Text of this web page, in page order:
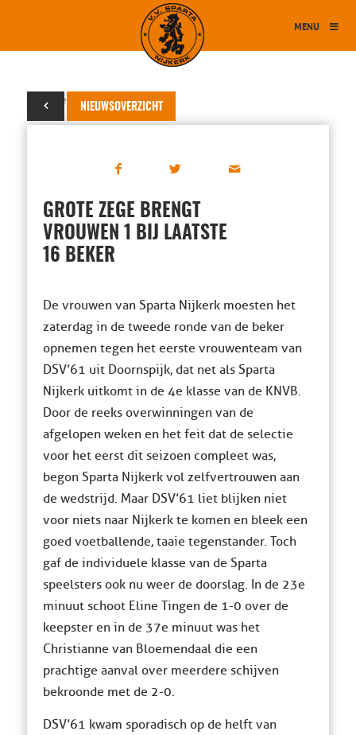
MENU
NIEUWSOVERZICHT
12 december 2015
GROTE ZEGE BRENGT
VROUWEN 1 BIJ LAATSTE
16 BEKER
De vrouwen van Sparta Nijkerk moesten het
zaterdag in de tweede ronde van de beker
opnemen tegen het eerste vrouwenteam van
DSV’61 uit Doornspijk, dat net als Sparta
Nijkerk uitkomt in de 4e klasse van de KNVB.
Door de reeks overwinningen van de
afgelopen weken en het feit dat de selectie
voor het eerst dit seizoen compleet was,
begon Sparta Nijkerk vol zelfvertrouwen aan
de wedstrijd. Maar DSV’61 liet blijken niet
voor niets naar Nijkerk te komen en bleek een
goed voetballende, taaie tegenstander. Toch
gaf de individuele klasse van de Sparta
speelsters ook nu weer de doorslag. In de 23e
minuut schoot Eline Tingen de 1-0 over de
keepster en in de 37e minuut was het
Christianne van Bloemendaal die een
prachtige aanval over meerdere schijven
bekroonde met de 2-0.
DSV’61 kwam sporadisch op de helft van